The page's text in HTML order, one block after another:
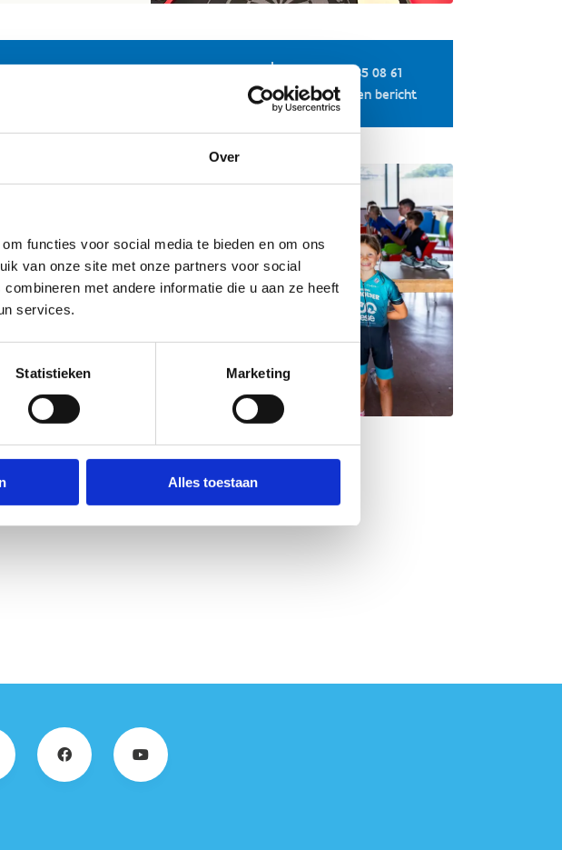
Over
functies voor social media te bieden en om ons
van onze site met onze partners voor social
met andere informatie die u aan ze heeft
services.
Statistieken Marketing
Alles toestaan
+32 50 35 08 61
Stuur een bericht
in huis om
een goed
serveren.